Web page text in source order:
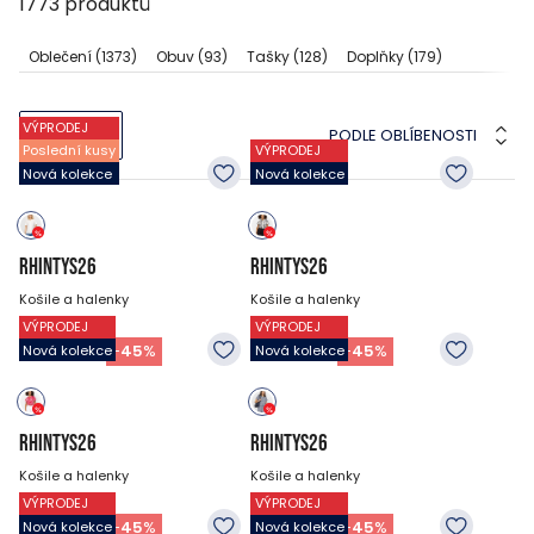
Oblečení(1373) Obuv(93) Tašky(128) Doplňky(179)
FILTRY PODLE OBLÍBENOSTI
VÝPRODEJ
Poslední kusy
Nová kolekce
RHINTYS26
Košile a halenky
999CZK
549CZK -45%
VÝPRODEJ
Nová kolekce
RHINTYS26
Košile a halenky
999CZK
549CZK -45%
VÝPRODEJ
Nová kolekce
RHINTYS26
Košile a halenky
999CZK
549CZK -45%
VÝPRODEJ
Nová kolekce
RHINTYS26
Košile a halenky
999CZK
549CZK -45%
VÝPRODEJ
Nová kolekce
VÝPRODEJ
Nová kolekce